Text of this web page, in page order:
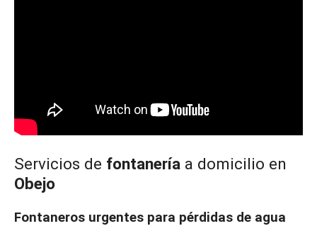
Servicios de fontanería a domicilio en
Obejo
Fontaneros urgentes para pérdidas de agua